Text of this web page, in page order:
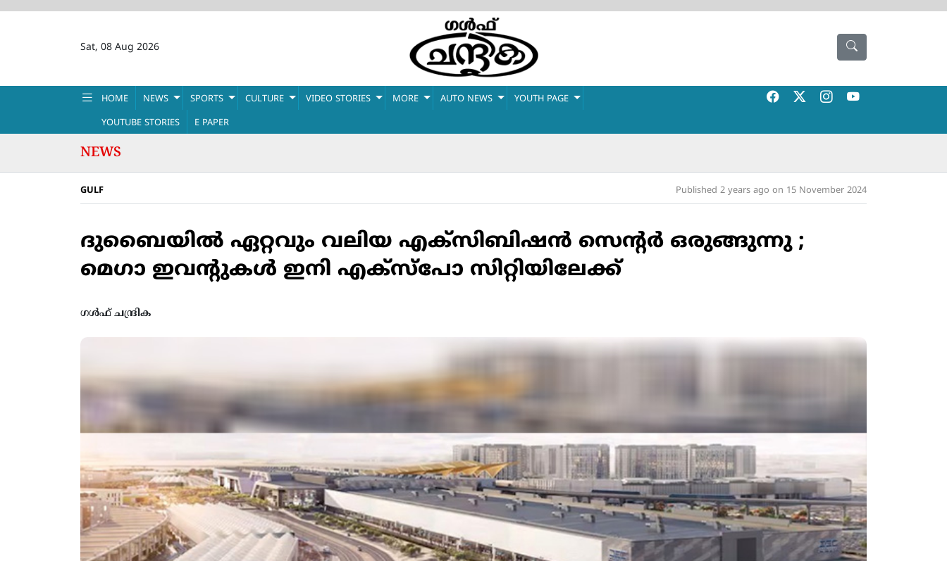
Sat, 08 Aug 2026
HOME NEWS SPORTS CULTURE VIDEO STORIES MORE AUTO NEWS YOUTH PAGE
YOUTUBE STORIES E PAPER
NEWS
GULF Published 2 years ago on 15 November 2024
ദുബൈയില്‍ ഏറ്റവും വലിയ എക്‌സിബിഷന്‍ സെന്റര്‍ ഒരുങ്ങുന്നു ;
മെഗാ ഇവന്റുകള്‍ ഇനി എക്‌സ്‌പോ സിറ്റിയിലേക്ക്‌
ഗൾഫ് ചന്ദ്രിക